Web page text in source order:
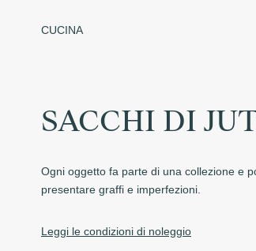
CUCINA
SACCHI DI
Ogni oggetto fa parte di una collezione e
presentare graffi e imperfezioni.
Leggi le condizioni di noleggio